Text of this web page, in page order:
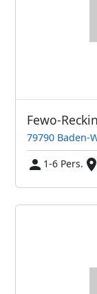
Fewo-
79790 Baden-
1-6 Pers.